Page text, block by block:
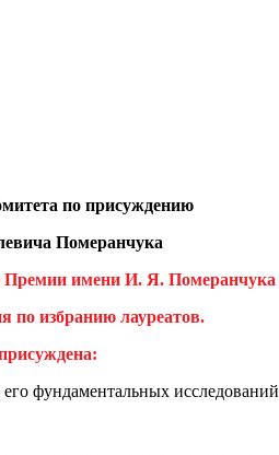
по присуждению
Померанчука
имени И. Я. Померанчука
по избранию лауреатов.
его фундаментальных